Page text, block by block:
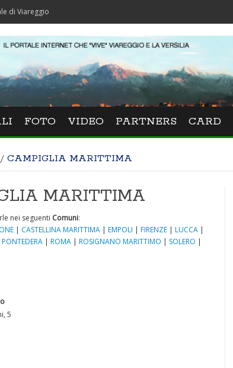
FOTO VIDEO PARTNERS CARD
/ CAMPIGLIA MARITTIMA
MARITTIMA
nei seguenti Comuni:
| CASTELLINA MARITTIMA | EMPOLI | FIRENZE | LUCCA |
PONTEDERA | ROMA | ROSIGNANO MARITTIMO | SOLERO |
5